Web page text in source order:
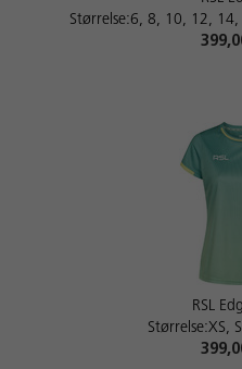
Størrelse:6, 8, 10, 12, 14,
RSL
Størrelse:XS,